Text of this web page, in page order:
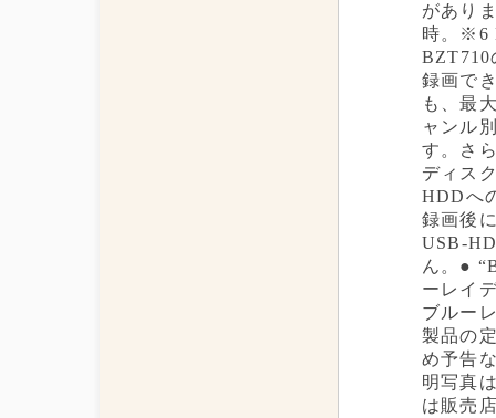
があり
時。※6
BZT710
録画で
も、最
ャンル
す。さ
ディス
HDDへ
録画後
USB-
ん。●
ーレイ
ブルー
製品の
め予告
明写真
は販売